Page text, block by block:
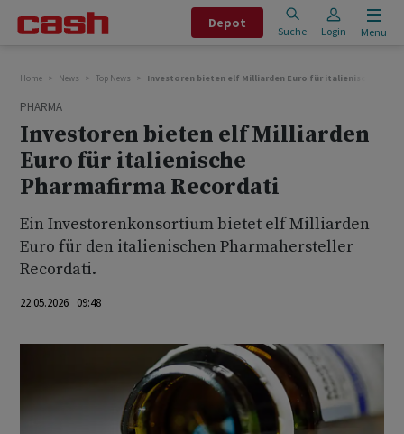
Depot
Suche Login Menu
Home News Top News Investoren bieten elf Milliarden Euro für italienische
PHARMA
Investoren bieten elf Milliarden
Euro für italienische
Pharmafirma Recordati
Ein Investorenkonsortium bietet elf Milliarden
Euro für den italienischen Pharmahersteller
Recordati.
22.05.2026 09:48